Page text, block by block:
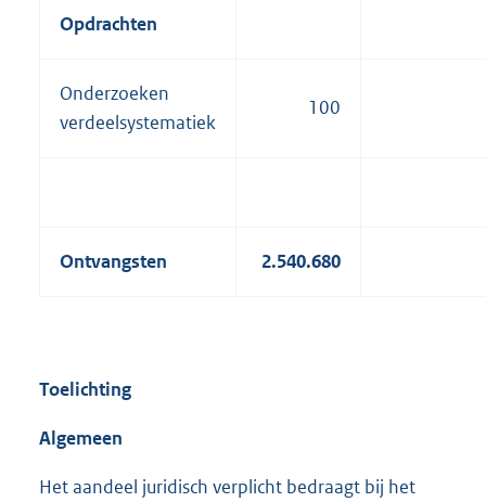
Opdrachten
Onderzoeken
verdeelsystematiek
100
Ontvangsten 2.540.680
Toelichting
Algemeen
Het aandeel juridisch verplicht bedraagt bij het